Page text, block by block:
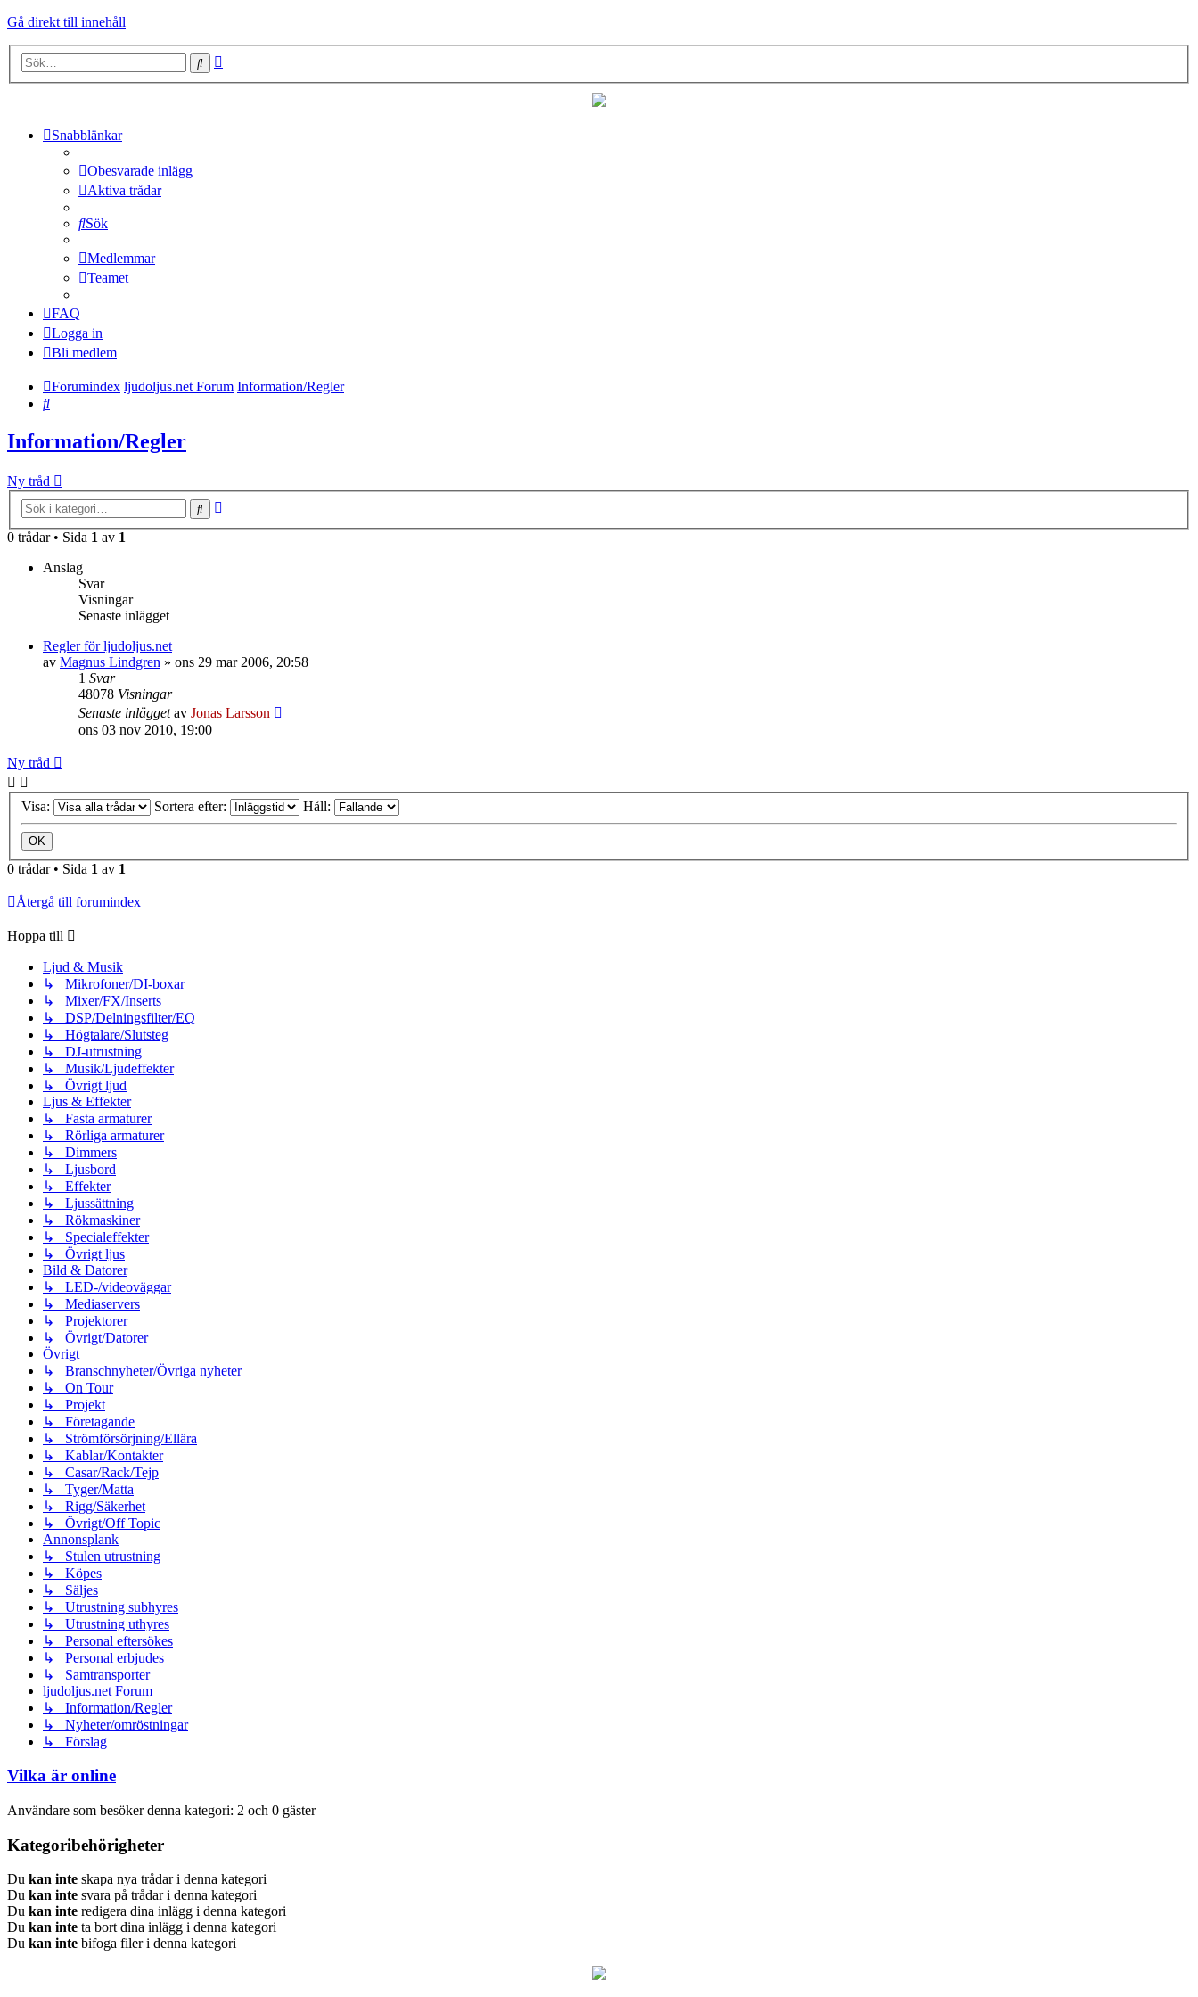
Gå direkt till innehåll
Sök
Snabblänkar
Obesvarade inlägg
Aktiva trådar
Sök
Medlemmar
Teamet
FAQ
Logga in
Bli medlem
Forumindex ljudoljus.net Forum Information/Regler
Sök
Information/Regler
Ny tråd
Sök
0 trådar • Sida 1 av 1
Anslag
Svar
Visningar
Senaste inlägget
Regler för ljudoljus.net
av Magnus Lindgren » ons 29 mar 2006, 20:58
1 Svar
48078 Visningar
Senaste inläggetav Jonas Larsson
ons 03 nov 2010, 19:00
Ny tråd
Visa: Sortera efter: Håll:
0 trådar • Sida 1 av 1
Återgå till forumindex
Hoppa till
Ljud & Musik
↳ Mikrofoner/DI-boxar
↳ Mixer/FX/Inserts
↳ DSP/Delningsfilter/EQ
↳ Högtalare/Slutsteg
↳ DJ-utrustning
↳ Musik/Ljudeffekter
↳ Övrigt ljud
Ljus & Effekter
↳ Fasta armaturer
↳ Rörliga armaturer
↳ Dimmers
↳ Ljusbord
↳ Effekter
↳ Ljussättning
↳ Rökmaskiner
↳ Specialeffekter
↳ Övrigt ljus
Bild & Datorer
↳ LED-/videoväggar
↳ Mediaservers
↳ Projektorer
↳ Övrigt/Datorer
Övrigt
↳ Branschnyheter/Övriga nyheter
↳ On Tour
↳ Projekt
↳ Företagande
↳ Strömförsörjning/Ellära
↳ Kablar/Kontakter
↳ Casar/Rack/Tejp
↳ Tyger/Matta
↳ Rigg/Säkerhet
↳ Övrigt/Off Topic
Annonsplank
↳ Stulen utrustning
↳ Köpes
↳ Säljes
↳ Utrustning subhyres
↳ Utrustning uthyres
↳ Personal eftersökes
↳ Personal erbjudes
↳ Samtransporter
ljudoljus.net Forum
↳ Information/Regler
↳ Nyheter/omröstningar
↳ Förslag
Vilka är online
Användare som besöker denna kategori: 2 och 0 gäster
Kategoribehörigheter
Du kan inte skapa nya trådar i denna kategori
Du kan inte svara på trådar i denna kategori
Du kan inte redigera dina inlägg i denna kategori
Du kan inte ta bort dina inlägg i denna kategori
Du kan inte bifoga filer i denna kategori